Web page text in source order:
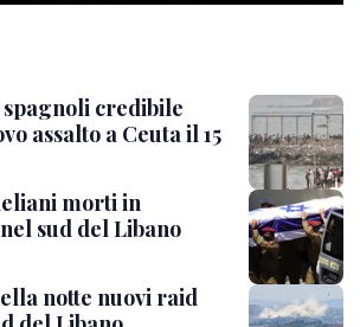
credibile
assalto a Ceuta il 15
morti in
sud del Libano
notte nuovi raid